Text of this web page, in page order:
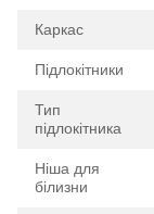
Каркас
Підлокітники
Тип
підлокітника
Ніша для
білизни